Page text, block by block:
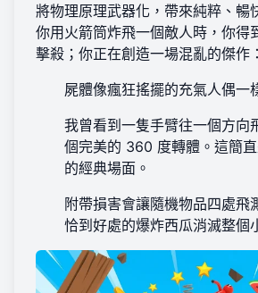
將物理原理武器化，帶來純粹、暢
你用火箭筒炸飛一個敵人時，你得
擊殺；你正在創造一場混亂的傑作：
屍體像瘋狂搖擺的充氣人偶一
我曾看到一隻手臂往一個方向
個完美的 360 度轉體。這簡
的經典場面。
附帶損害會讓隨機物品四處飛
恰到好處的爆炸西瓜消滅整個